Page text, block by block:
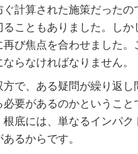
計算された施策だったの
こともありました。しか
び焦点を合わせました。
らなければなりません。
で、ある疑問が繰り返し
要があるのかということ
底には、単なるインパク
るからです。